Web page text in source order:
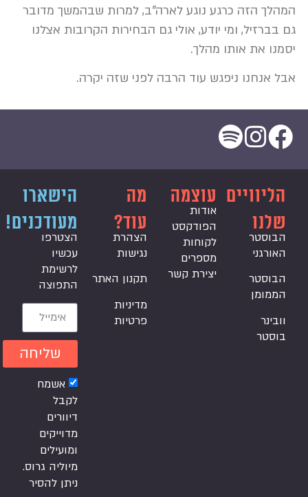
המהלך הזה כרגע נוגע לארה"ב, למרות שבהמשך מדובר
גם בברזיל, ומי יודע, אולי גם הבחירות הקרובות אצלנו
יסמנו את אותו מהלך.
אבל אנחנו ניפגש עוד הרבה לפני שזה יקרה.
הליוויים
שלנו
הבוסטר
האורגני
הבוסטר
הממומן
וובינר
בוסטר
עוצמה
אודות
הפודקסט
לקוחות
מספרים
יצירת קשר
מה
עוד?
הצהרת
נגישות
תקנון האתר
מדיניות
פרטיות
הישארו
מעודכנים!
הצטרפו
עכשיו
לרשימת
התפוצה
אשמח
לקבל
דיוורים
מדוייקים
ומועילים
מיוליה גרוס.
ניתן להסיר
שליחה